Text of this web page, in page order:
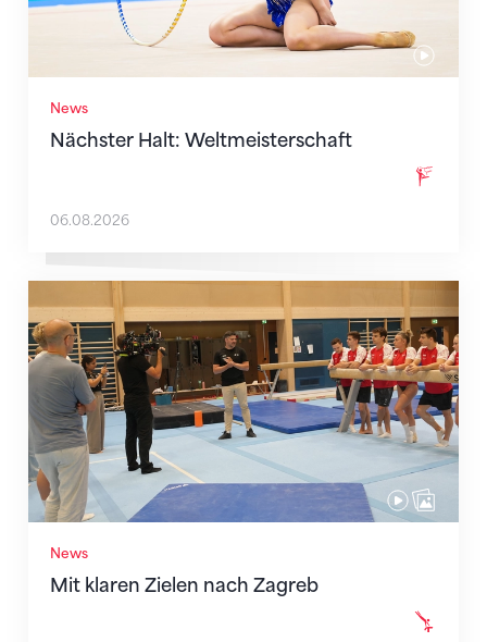
News
Nächster Halt: Weltmeisterschaft
06.08.2026
News
Mit klaren Zielen nach Zagreb
Mit klaren Zielen nach Zagreb